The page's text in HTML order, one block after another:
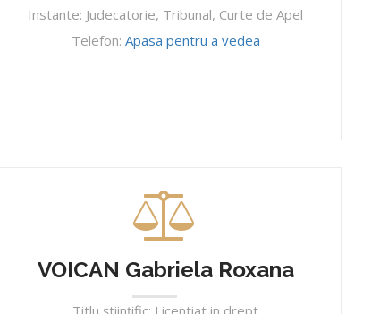
Instante: Judecatorie, Tribunal, Curte de Apel
Telefon: Apasa pentru a vedea
VOICAN Gabriela Roxana